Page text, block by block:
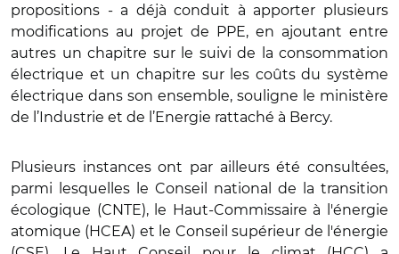
propositions - a déjà conduit à apporter plusieurs
modifications au projet de PPE, en ajoutant entre
autres un chapitre sur le suivi de la consommation
électrique et un chapitre sur les coûts du système
électrique dans son ensemble, souligne le ministère
de l’Industrie et de l’Energie rattaché à Bercy.
Plusieurs instances ont par ailleurs été consultées,
parmi lesquelles le Conseil national de la transition
écologique (CNTE), le Haut-Commissaire à l'énergie
atomique (HCEA) et le Conseil supérieur de l'énergie